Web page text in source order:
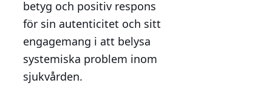
betyg och positiv respons
för sin autenticitet och sitt
engagemang i att belysa
systemiska problem inom
sjukvården.